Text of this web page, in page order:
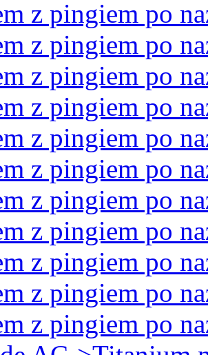
z pingiem po
z pingiem po
z pingiem po
z pingiem po
z pingiem po
z pingiem po
z pingiem po
z pingiem po
z pingiem po
z pingiem po
z pingiem po